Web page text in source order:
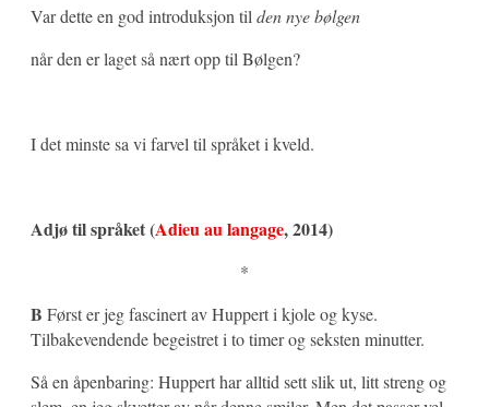
Var dette en god introduksjon til dennye bølgen
når den er laget så nært opp til Bølgen?
I det minste sa vi farvel til språket i kveld.
Adjø til språket (Adieu au langage, 2014)
*
B Først er jeg fascinert av Huppert i kjole og kyse.
Tilbakevendende begeistret i to timer og seksten minutter.
Så en åpenbaring: Huppert har alltid sett slik ut, litt streng og